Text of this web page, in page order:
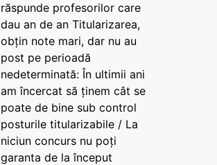
răspunde profesorilor care
dau an de an Titularizarea,
obțin note mari, dar nu au
post pe perioadă
nedeterminată: În ultimii ani
am încercat să ținem cât se
poate de bine sub control
posturile titularizabile / La
niciun concurs nu poți
garanta de la început